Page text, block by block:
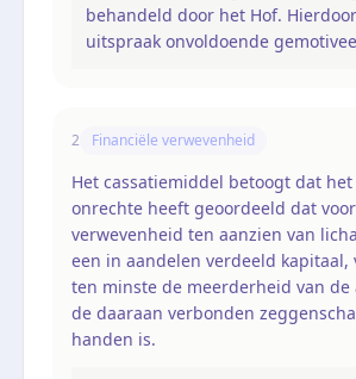
behandeld door het Hof.
uitspraak onvoldoende
2 Financiële verwevenheid
Het cassatiemiddel betoogt dat het
onrechte heeft geoordeeld dat
verwevenheid ten aanzien van
een in aandelen verdeeld kapitaal,
ten minste de meerderheid van de
de daaraan verbonden
handen is.